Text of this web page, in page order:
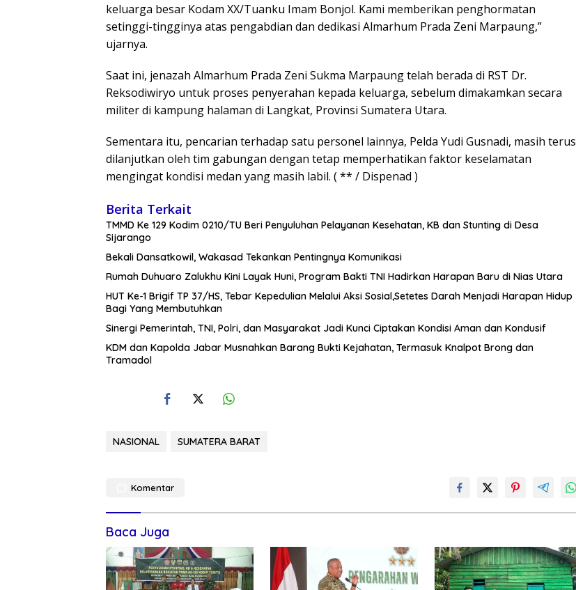
keluarga besar Kodam XX/Tuanku Imam Bonjol. Kami memberikan penghormatan
setinggi-tingginya atas pengabdian dan dedikasi Almarhum Prada Zeni Marpaung,”
ujarnya.
Saat ini, jenazah Almarhum Prada Zeni Sukma Marpaung telah berada di RST Dr.
Reksodiwiryo untuk proses penyerahan kepada keluarga, sebelum dimakamkan secara
militer di kampung halaman di Langkat, Provinsi Sumatera Utara.
Sementara itu, pencarian terhadap satu personel lainnya, Pelda Yudi Gusnadi, masih terus
dilanjutkan oleh tim gabungan dengan tetap memperhatikan faktor keselamatan
mengingat kondisi medan yang masih labil. ( ** / Dispenad )
Berita Terkait
TMMD Ke 129 Kodim 0210/TU Beri Penyuluhan Pelayanan Kesehatan, KB dan Stunting di Desa
Sijarango
Bekali Dansatkowil, Wakasad Tekankan Pentingnya Komunikasi
Rumah Duhuaro Zalukhu Kini Layak Huni, Program Bakti TNI Hadirkan Harapan Baru di Nias Utara
HUT Ke-1 Brigif TP 37/HS, Tebar Kepedulian Melalui Aksi Sosial,Setetes Darah Menjadi Harapan Hidup
Bagi Yang Membutuhkan
Sinergi Pemerintah, TNI, Polri, dan Masyarakat Jadi Kunci Ciptakan Kondisi Aman dan Kondusif
KDM dan Kapolda Jabar Musnahkan Barang Bukti Kejahatan, Termasuk Knalpot Brong dan
Tramadol
NASIONAL SUMATERA BARAT
Komentar
Baca Juga